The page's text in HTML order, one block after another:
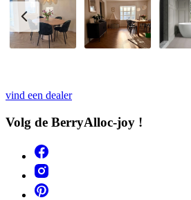
vind een dealer
Volg de BerryAlloc-joy !